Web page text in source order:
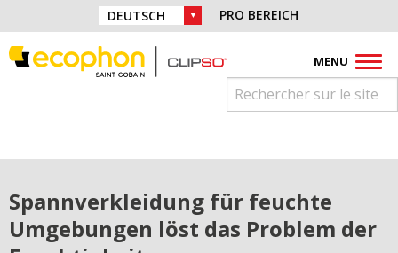
Direkt zur Navigation springen
Direkt zum Inhalt springen
Finden Sie uns auf:
FacebookInstagram
YoutubePinterestLinkedin
WAHL DER SPRACHE:PRO BEREICH
MENU
Spannverkleidung für feuchte
Umgebungen löst das Problem der